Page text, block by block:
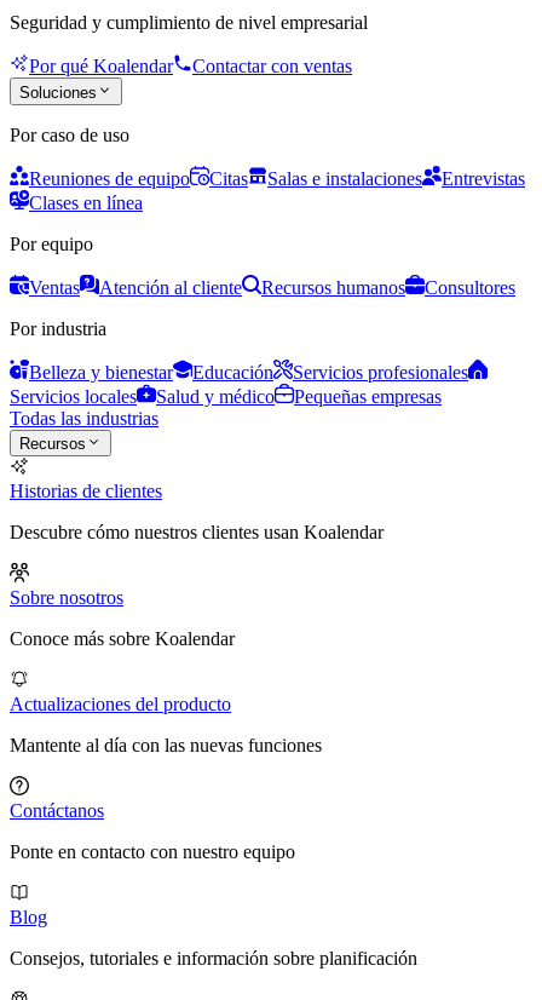
Seguridad y cumplimiento de nivel empresarial
Por qué Koalendar Contactar con ventas
Soluciones
Por caso de uso
Reuniones de equipo Citas Salas e instalaciones
Entrevistas
Clases en línea
Por equipo
Ventas Atención al cliente Recursos humanos
Consultores
Por industria
Belleza y bienestar Educación
Servicios profesionales
Servicios locales
Salud y médico
Pequeñas empresas
Todas las industrias
Recursos
Historias de clientes
Descubre cómo nuestros clientes usan Koalendar
Sobre nosotros
Conoce más sobre Koalendar
Actualizaciones del producto
Mantente al día con las nuevas funciones
Contáctanos
Ponte en contacto con nuestro equipo
Blog
Consejos, tutoriales e información sobre planificación